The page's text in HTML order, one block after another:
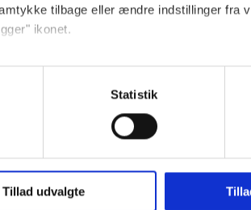
tilbage eller ændre indstillinger fra
ikonet.
at kunne levere og finansiere relevant
sociale medier og til at vise dig
Statistik
Tillad udvalgte